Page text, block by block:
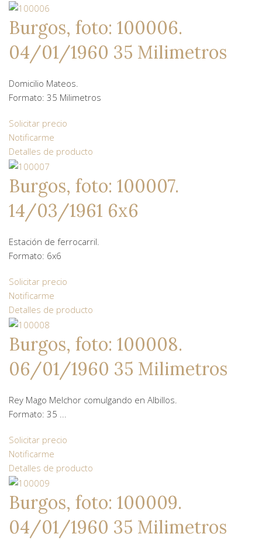
Burgos, foto: 100006.
04/01/1960 35 Milimetros
Domicilio Mateos.
Formato: 35 Milimetros
Solicitar precio
Notificarme
Detalles de producto
Burgos, foto: 100007.
14/03/1961 6x6
Estación de ferrocarril.
Formato: 6x6
Solicitar precio
Notificarme
Detalles de producto
Burgos, foto: 100008.
06/01/1960 35 Milimetros
Rey Mago Melchor comulgando en Albillos.
Formato: 35 ...
Solicitar precio
Notificarme
Detalles de producto
Burgos, foto: 100009.
04/01/1960 35 Milimetros